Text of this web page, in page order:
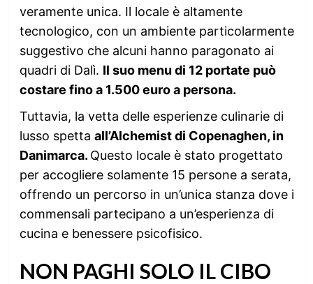
veramente unica. Il locale è altamente
tecnologico, con un ambiente particolarmente
suggestivo che alcuni hanno paragonato ai
quadri di Dalì. Il suo menu di 12 portate può
costare fino a 1.500 euro a persona.
Tuttavia, la vetta delle esperienze culinarie di
lusso spetta all’Alchemist di Copenaghen, in
Danimarca. Questo locale è stato progettato
per accogliere solamente 15 persone a serata,
offrendo un percorso in un’unica stanza dove i
commensali partecipano a un’esperienza di
cucina e benessere psicofisico.
NON PAGHI SOLO IL CIBO